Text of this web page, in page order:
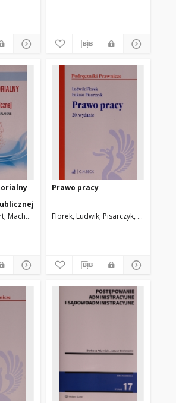
Machalski, Paweł Makowski, Krzysztof
Prawo pracy
Florek, Ludwik Pisarczyk, Łukasz